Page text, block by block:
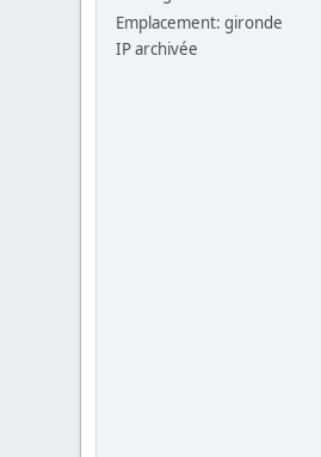
Emplacement: gironde
IP archivée